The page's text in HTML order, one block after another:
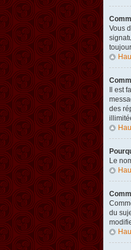
Vous
Il est
des
Le
du